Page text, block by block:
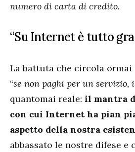
numero di carta di credito.
“Su Internet è tutto
La battuta che circola ormai
“se non paghi per un servizio,
quantomai reale: il mantra
con cui Internet ha pian
aspetto della nostra
abbassato le nostre difese e